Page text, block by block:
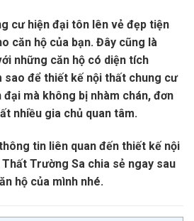
cư hiện đại tôn lên vẻ đẹp tiện
căn hộ của bạn. Đây cũng là
những căn hộ có diện tích
sao để thiết kế nội thất chung cư
mà không bị nhàm chán, đơn
nhiều gia chủ quan tâm.
tin liên quan đến thiết kế nội
Trường Sa chia sẻ ngay sau
hộ của mình nhé.